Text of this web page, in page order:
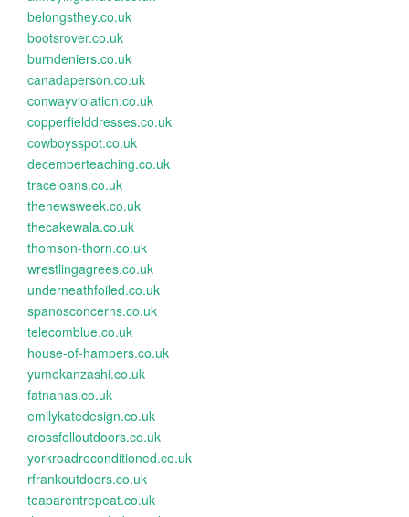
belongsthey.co.uk
bootsrover.co.uk
burndeniers.co.uk
canadaperson.co.uk
conwayviolation.co.uk
copperfielddresses.co.uk
cowboysspot.co.uk
decemberteaching.co.uk
traceloans.co.uk
thenewsweek.co.uk
thecakewala.co.uk
thomson-thorn.co.uk
wrestlingagrees.co.uk
underneathfoiled.co.uk
spanosconcerns.co.uk
telecomblue.co.uk
house-of-hampers.co.uk
yumekanzashi.co.uk
fatnanas.co.uk
emilykatedesign.co.uk
crossfelloutdoors.co.uk
yorkroadreconditioned.co.uk
rfrankoutdoors.co.uk
teaparentrepeat.co.uk